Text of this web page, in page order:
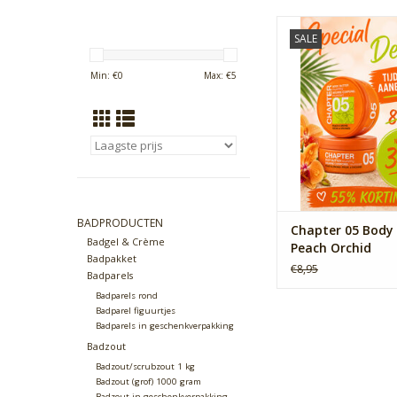
Min: €0 Max: €5
BADPRODUCTEN
Badgel & Crème
Badpakket
Badparels
Badparels rond
Badparel figuurtjes
Badparels in geschenkverpakking
Badzout
Badzout/scrubzout 1 kg
Badzout (grof) 1000 gram
SALE
Deze body butter is
huid te verzachten,
maken en optimaal te
De hoge
en betaïne voeden
helpen haar zacht,
gehydrateerd te
TOEVOEGEN AAN
Chapter 05
Peach Orchid
€8,95